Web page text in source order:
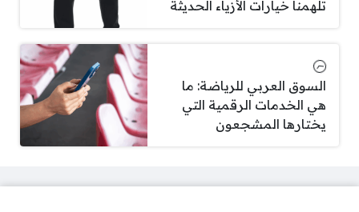
تلهمنا خيارات الأزياء الحديثة
السوق العربي للرياضة: ما
هي الخدمات الرقمية التي
يختارها المشجعون